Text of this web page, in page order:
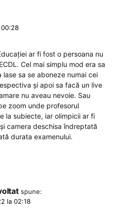
ar fi fost o persoana nu
Cel mai simplu mod era sa
sa se aboneze numai cei
și apoi sa facă un live
nu aveau nevoie. Sau
zoom unde profesorul
la subiecte, iar olimpicii ar fi
camera deschisa îndreptată
durata examenului.
spune:
la 02:18